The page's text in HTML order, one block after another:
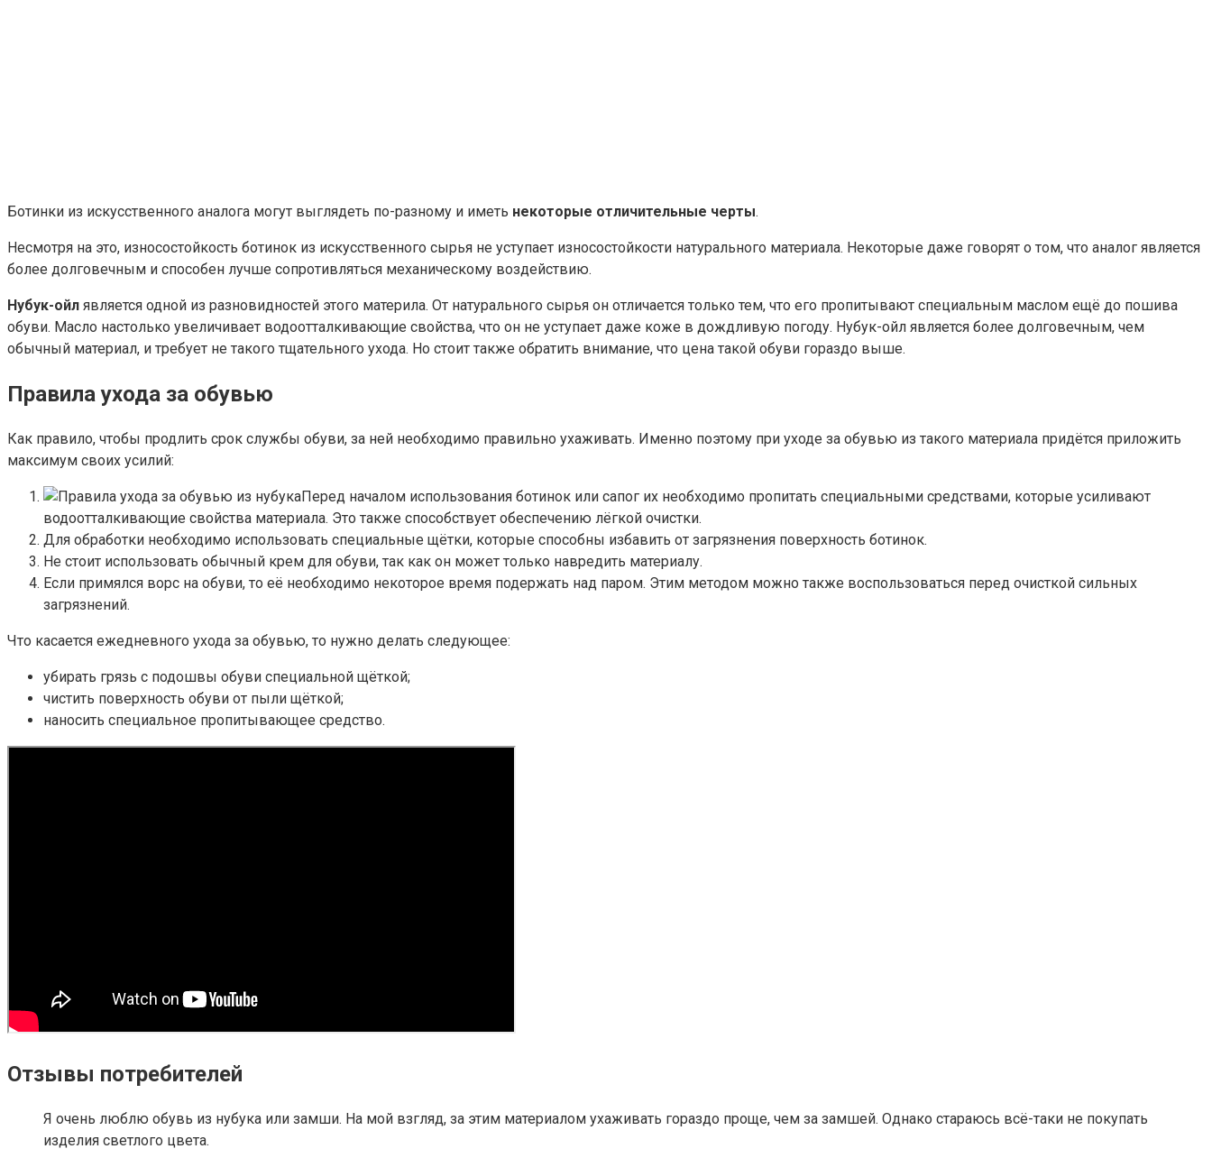
Ботинки из искусственного аналога могут выглядеть по-разному и иметь некоторые отличительные черты.
Несмотря на это, износостойкость ботинок из искусственного сырья не уступает износостойкости натурального материала. Некоторые даже говорят о том, что аналог является
более долговечным и способен лучше сопротивляться механическому воздействию.
Нубук-ойл является одной из разновидностей этого материла. От натурального сырья он отличается только тем, что его пропитывают специальным маслом ещё до пошива
обуви. Масло настолько увеличивает водоотталкивающие свойства, что он не уступает даже коже в дождливую погоду. Нубук-ойл является более долговечным, чем
обычный материал, и требует не такого тщательного ухода. Но стоит также обратить внимание, что цена такой обуви гораздо выше.
Правила ухода за обувью
Как правило, чтобы продлить срок службы обуви, за ней необходимо правильно ухаживать. Именно поэтому при уходе за обувью из такого материала придётся приложить
максимум своих усилий:
Перед началом использования ботинок или сапог их необходимо пропитать специальными средствами, которые усиливают
водоотталкивающие свойства материала. Это также способствует обеспечению лёгкой очистки.
Для обработки необходимо использовать специальные щётки, которые способны избавить от загрязнения поверхность ботинок.
Не стоит использовать обычный крем для обуви, так как он может только навредить материалу.
Если примялся ворс на обуви, то её необходимо некоторое время подержать над паром. Этим методом можно также воспользоваться перед очисткой сильных
загрязнений.
Что касается ежедневного ухода за обувью, то нужно делать следующее:
убирать грязь с подошвы обуви специальной щёткой;
чистить поверхность обуви от пыли щёткой;
наносить специальное пропитывающее средство.
Отзывы потребителей
Я очень люблю обувь из нубука или замши. На мой взгляд, за этим материалом ухаживать гораздо проще, чем за замшей. Однако стараюсь всё-таки не покупать
изделия светлого цвета.